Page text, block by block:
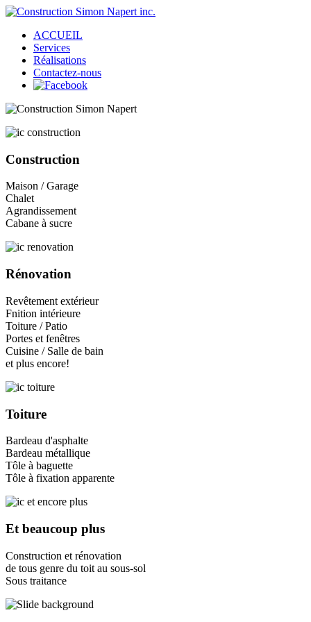
ACCUEIL
Services
Réalisations
Contactez-nous
Construction
Maison / Garage
Chalet
Agrandissement
Cabane à sucre
Rénovation
Revêtement extérieur
Fnition intérieure
Toiture / Patio
Portes et fenêtres
Cuisine / Salle de bain
et plus encore!
Toiture
Bardeau d'asphalte
Bardeau métallique
Tôle à baguette
Tôle à fixation apparente
Et beaucoup plus
Construction et rénovation
de tous genre du toit au sous-sol
Sous traitance